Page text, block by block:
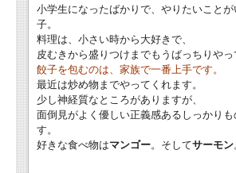
小学生になったばかりで、やりたいこと
子。
料理は、小さい時から大好きで、
皮むきから盛りつけまでもうばっちりやっ
餃子を包むのは、家族で一番上手です。
最近は炒め物までやってくれます。
少し神経質なところがありますが、
面倒見がよく優しい正義感あるしっかり
す。
好きな食べ物はマンゴー。そしてサーモン